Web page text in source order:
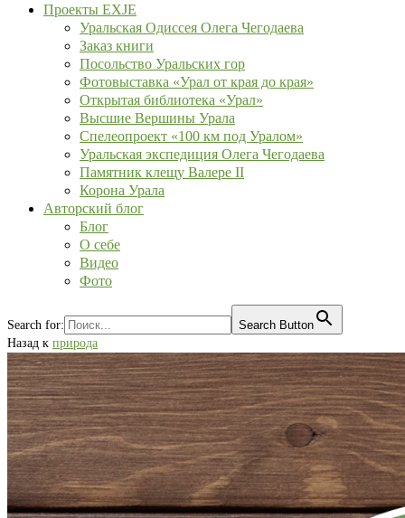
Проекты EXJE
Уральская Одиссея Олега Чегодаева
Заказ книги
Посольство Уральских гор
Фотовыставка «Урал от края до края»
Открытая библиотека «Урал»
Высшие Вершины Урала
Спелеопроект «100 км под Уралом»
Уральская экспедиция Олега Чегодаева
Памятник клещу Валере II
Корона Урала
Авторский блог
Блог
О себе
Видео
Фото
Search for:
Search Button
Назад к природа